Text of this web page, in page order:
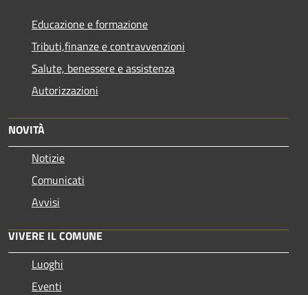
Educazione e formazione
Tributi,finanze e contravvenzioni
Salute, benessere e assistenza
Autorizzazioni
NOVITÀ
Notizie
Comunicati
Avvisi
VIVERE IL COMUNE
Luoghi
Eventi